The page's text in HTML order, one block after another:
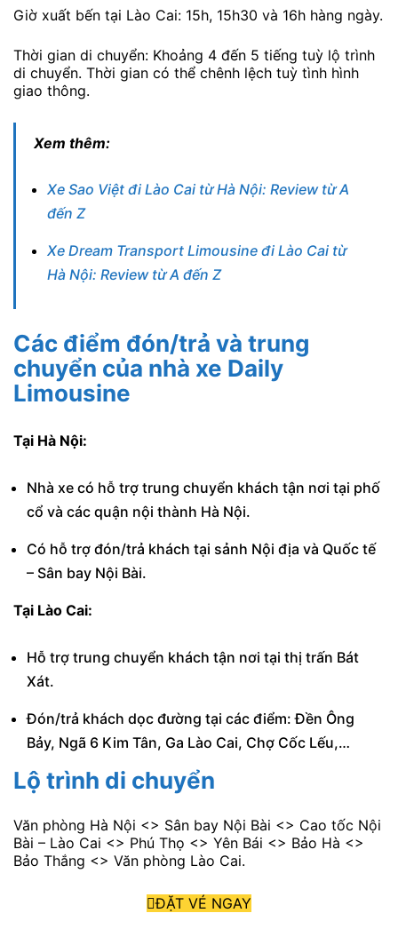
Giờ xuất bến tại Lào Cai: 15h, 15h30 và 16h hàng ngày.
Thời gian di chuyển: Khoảng 4 đến 5 tiếng tuỳ lộ trình
di chuyển. Thời gian có thể chênh lệch tuỳ tình hình
giao thông.
Xem thêm:
Xe Sao Việt đi Lào Cai từ Hà Nội: Review từ A
đến Z
Xe Dream Transport Limousine đi Lào Cai từ
Hà Nội: Review từ A đến Z
Các điểm đón/trả và trung
chuyển của nhà xe Daily
Limousine
Tại Hà Nội:
Nhà xe có hỗ trợ trung chuyển khách tận nơi tại phố
cổ và các quận nội thành Hà Nội.
Có hỗ trợ đón/trả khách tại sảnh Nội địa và Quốc tế
– Sân bay Nội Bài.
Tại Lào Cai:
Hỗ trợ trung chuyển khách tận nơi tại thị trấn Bát
Xát.
Đón/trả khách dọc đường tại các điểm: Đền Ông
Bảy, Ngã 6 Kim Tân, Ga Lào Cai, Chợ Cốc Lếu,…
Lộ trình di chuyển
Văn phòng Hà Nội <> Sân bay Nội Bài <> Cao tốc Nội
Bài – Lào Cai <> Phú Thọ <> Yên Bái <> Bảo Hà <>
Bảo Thắng <> Văn phòng Lào Cai.
ĐẶT VÉ NGAY